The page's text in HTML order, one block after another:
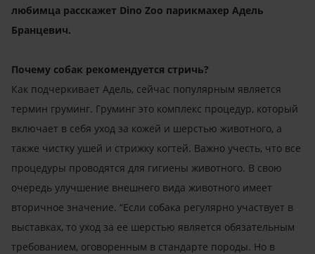
любимца расскажет Dino Zoo парикмахер Адель
Бранцевич.
Почему собак рекомендуется стричь?
Как подчеркивает Адель, сейчас популярным является
термин груминг. Груминг это комплекс процедур, который
включает в себя уход за кожей и шерстью животного, а
также чистку ушей и стрижку когтей. Важно учесть, что все
процедуры проводятся для гигиены животного. В свою
очередь улучшение внешнего вида животного имеет
вторичное значение. “Если собака регулярно участвует в
выставках, то уход за ее шерстью является обязательным
требованием, оговоренным в стандарте породы. Но в